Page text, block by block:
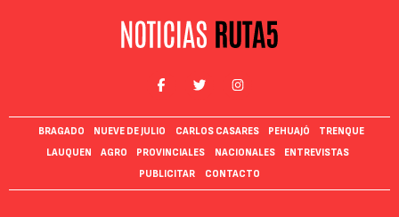
BRAGADO NUEVE DE JULIO CARLOS CASARES PEHUAJÓ
TRENQUE
LAUQUEN
AGRO PROVINCIALES NACIONALES
ENTREVISTAS
PUBLICITAR
CONTACTO